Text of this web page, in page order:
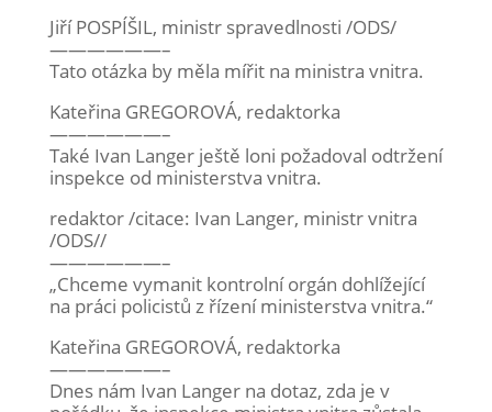
Jiří POSPÍŠIL, ministr spravedlnosti /ODS/
——————–
Tato otázka by měla mířit na ministra vnitra.
Kateřina GREGOROVÁ, redaktorka
——————–
Také Ivan Langer ještě loni požadoval odtržení
inspekce od ministerstva vnitra.
redaktor /citace: Ivan Langer, ministr vnitra
/ODS//
——————–
„Chceme vymanit kontrolní orgán dohlížející
na práci policistů z řízení ministerstva vnitra.“
Kateřina GREGOROVÁ, redaktorka
——————–
Dnes nám Ivan Langer na dotaz, zda je v